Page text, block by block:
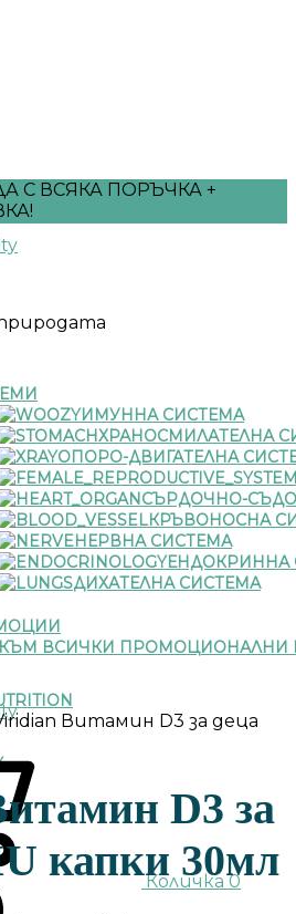
С ВСЯКА ПОРЪЧКА +
ИМУННА СИСТЕМА
ХРАНОСМИЛАТЕЛНА
ОПОРО-ДВИГАТЕЛНА
СЪРДОЧНО-
КРЪВОНОСНА
НЕРВНА СИСТЕМА
ЕНДОКРИННА
ДИХАТЕЛНА СИСТЕМА
КЪМ ВСИЧКИ ПРОМОЦИОНАЛНИ
Количка 0
Витамин D3 за деца
D3 за
капки 30мл